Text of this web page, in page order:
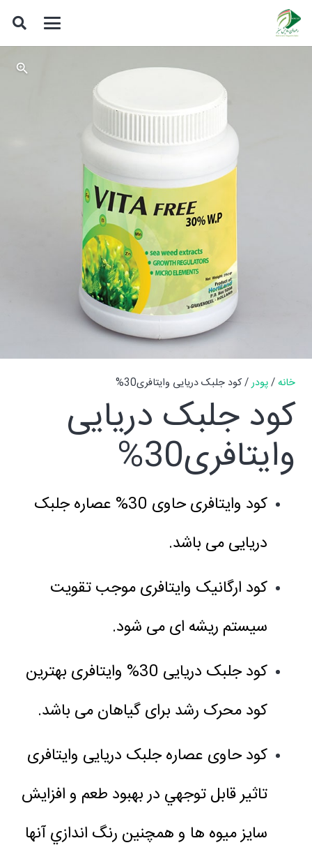
خانه/پودر/ کود جلبک دریایی وایتافری30%
کود جلبک دریایی
وایتافری30%
کود وایتافری حاوی 30% عصاره جلبک
دریایی می باشد.
کود ارگانیک وایتافری موجب تقویت
سیستم ریشه ای می شود.
کود جلبک دریایی 30% وایتافری بهترین
کود محرک رشد برای گیاهان می باشد.
کود حاوی عصاره جلبک دریایی وایتافری
تاثیر قابل توجهي در بهبود طعم و افزایش
سایز میوه ها و همچنین رنگ اندازي آنها